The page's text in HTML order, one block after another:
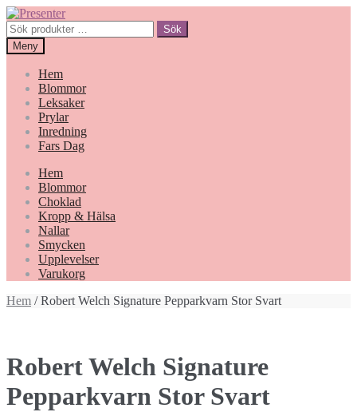
Hoppa
till
navigering
Gå
till
innehåll
Sök
efter:
Sök
Meny
Hem
Blommor
Leksaker
Prylar
Inredning
Fars Dag
Hem
Blommor
Choklad
Kropp & Hälsa
Nallar
Smycken
Upplevelser
Varukorg
Hem / Robert Welch Signature Pepparkvarn Stor Svart
Robert Welch Signature
Pepparkvarn Stor Svart